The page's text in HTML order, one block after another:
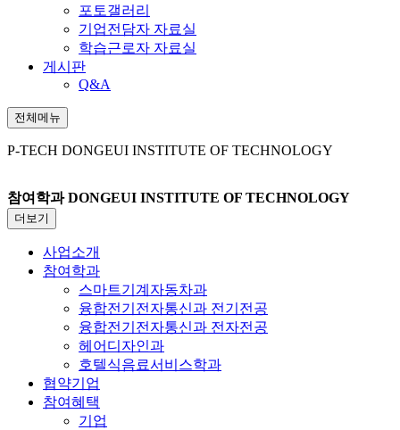
포토갤러리
기업전담자 자료실
학습근로자 자료실
게시판
Q&A
전체메뉴
P-TECH DONGEUI INSTITUTE OF TECHNOLOGY
참여학과DONGEUI INSTITUTE OF TECHNOLOGY
더보기
사업소개
참여학과
스마트기계자동차과
융합전기전자통신과 전기전공
융합전기전자통신과 전자전공
헤어디자인과
호텔식음료서비스학과
협약기업
참여혜택
기업